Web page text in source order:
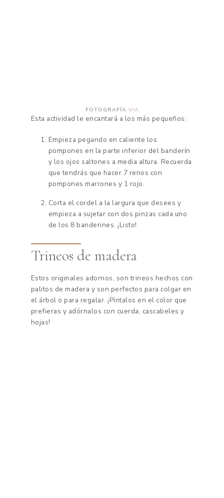
FOTOGRAFÍA VIA
Esta actividad le encantará a los más pequeños:
Empieza pegando en caliente los
pompones en la parte inferior del banderín
y los ojos saltones a media altura. Recuerda
que tendrás que hacer 7 renos con
pompones marrones y 1 rojo.
Corta el cordel a la largura que desees y
empieza a sujetar con dos pinzas cada uno
de los 8 banderines. ¡Listo!
Trineos de madera
Estos originales adornos, son trineos hechos con
palitos de madera y son perfectos para colgar en
el árbol o para regalar. ¡Píntalos en el color que
prefieras y adórnalos con cuerda, cascabeles y
hojas!